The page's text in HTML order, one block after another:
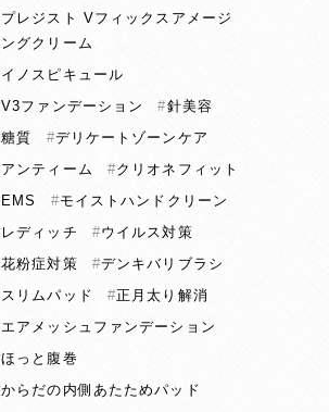
プレジスト Vフィックスアメージ
ングクリーム
イノスピキュール
V3ファンデーション
針美容
糖質
デリケートゾーンケア
アンティーム
クリオネフィット
EMS
モイストハンドクリーン
レディッチ
ウイルス対策
花粉症対策
デンキバリブラシ
スリムパッド
正月太り解消
エアメッシュファンデーション
ほっと腹巻
からだの内側あたためパッド